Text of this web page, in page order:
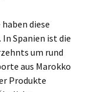
diese
Spanien ist die
um rund
aus Marokko
Produkte